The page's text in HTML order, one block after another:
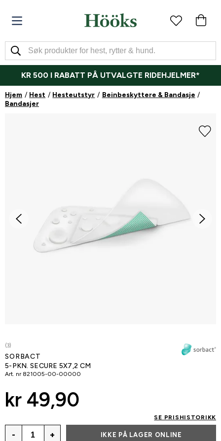
KR 500 I RABATT PÅ UTVALGTE RIDEHJELMER*
Hjem Hest Hesteutstyr
Beinbeskyttere & Bandasje
Bandasjer
(3)
SORBACT
5-PKN. SECURE 5X7,2 CM
Art. nr 821005-00-00000
kr 49,90
SE PRISHISTORIKK
- + IKKE PÅ LAGER ONLINE